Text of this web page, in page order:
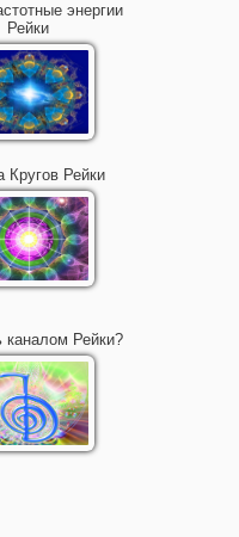
энергии
Рейки
Кругов Рейки
каналом Рейки?